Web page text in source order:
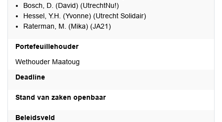
Bosch, D. (David) (UtrechtNu!)
Hessel, Y.H. (Yvonne) (Utrecht Solidair)
Raterman, M. (Mika) (JA21)
Portefeuillehouder
Wethouder Maatoug
Deadline
Stand van zaken openbaar
Beleidsveld